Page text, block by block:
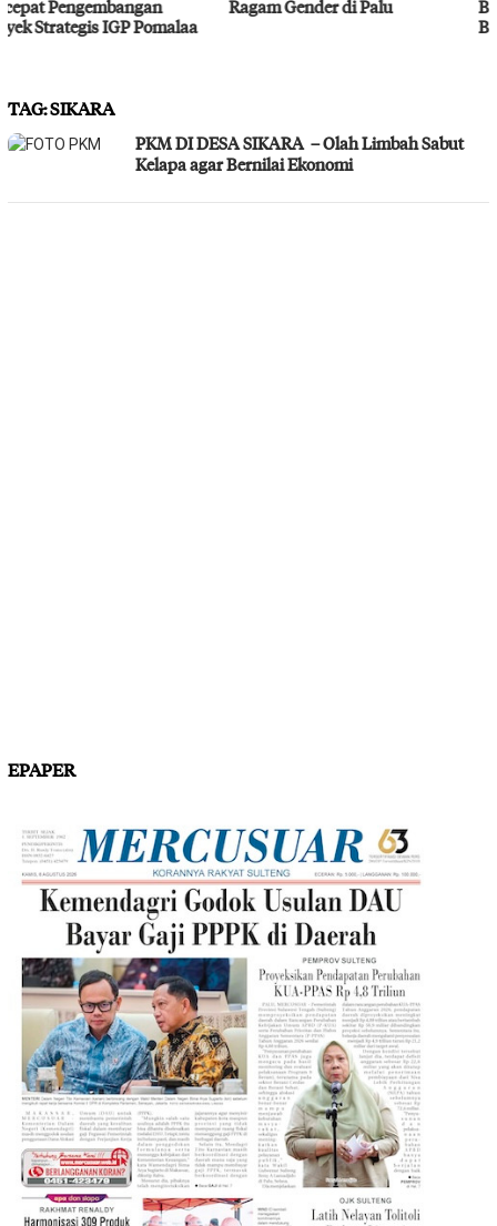
Ragam Gender di Palu
Bahodopi Hadapi Potensi
TAG:SIKARA
PKM DI DESA SIKARA – Olah Limbah Sabut
Kelapa agar Bernilai Ekonomi
EPAPER